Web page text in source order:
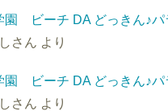
園 ビーチ DA どっきん♪パ
さん より
園 ビーチ DA どっきん♪パ
さん より